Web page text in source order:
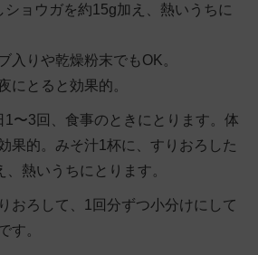
ショウガを約15g加え、熱いうちに
入りや乾燥粉末でもOK。
にとると効果的。
1〜3回、食事のときにとります。体
果的。みそ汁1杯に、すりおろした
熱いうちにとります。
おろして、1回分ずつ小分けにして
す。